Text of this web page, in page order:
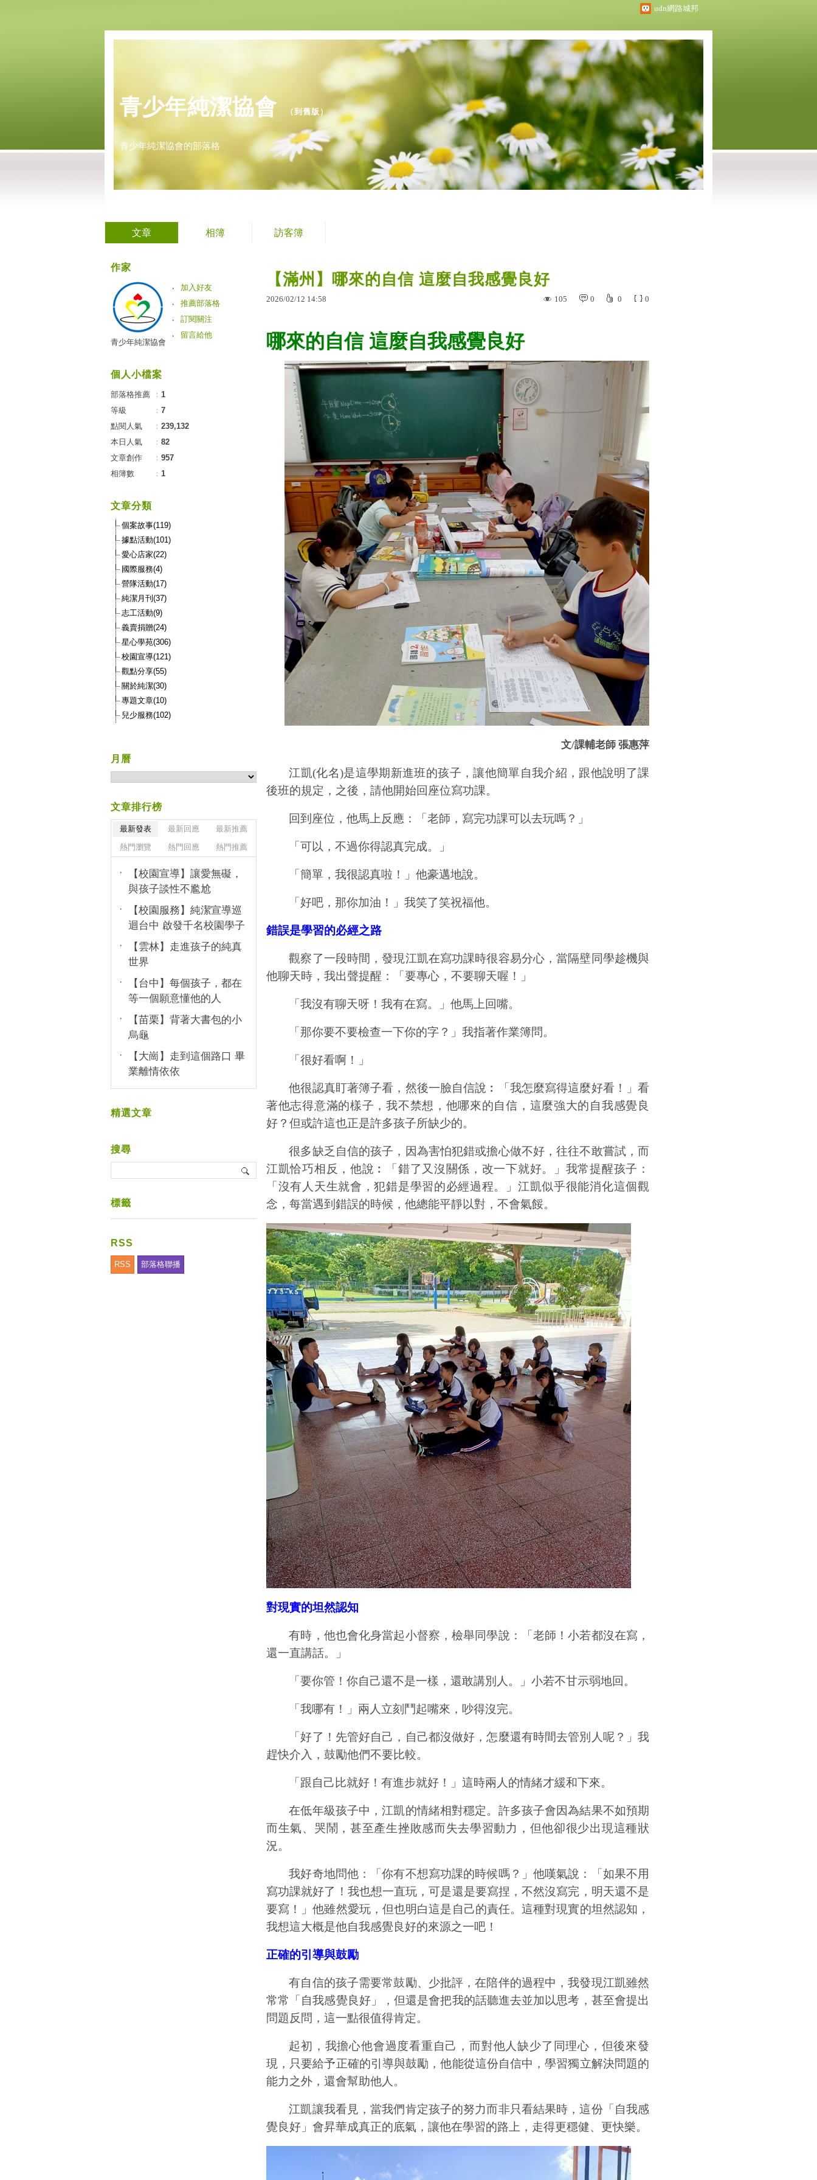
udn網路城邦
青少年純潔協會 （到舊版 ）
青少年純潔協會的部落格
文章 相簿 訪客簿
【滿州】哪來的自信 這麼自我感覺良好
2026/02/12 14:58 105 0 0 0
哪來的自信 這麼自我感覺良好
文/課輔老師 張惠萍
江凱(化名)是這學期新進班的孩子，讓他簡單自我介紹，跟他說明了課
後班的規定，之後，請他開始回座位寫功課。
回到座位，他馬上反應：「老師，寫完功課可以去玩嗎？」
「可以，不過你得認真完成。」
「簡單，我很認真啦！」他豪邁地說。
「好吧，那你加油！」我笑了笑祝福他。
錯誤是學習的必經之路
觀察了一段時間，發現江凱在寫功課時很容易分心，當隔壁同學趁機與
他聊天時，我出聲提醒：「要專心，不要聊天喔！」
「我沒有聊天呀！我有在寫。」他馬上回嘴。
「那你要不要檢查一下你的字？」我指著作業簿問。
「很好看啊！」
他很認真盯著簿子看，然後一臉自信說︰「我怎麼寫得這麼好看！」看
著他志得意滿的樣子，我不禁想，他哪來的自信，這麼強大的自我感覺良
好？但或許這也正是許多孩子所缺少的。
很多缺乏自信的孩子，因為害怕犯錯或擔心做不好，往往不敢嘗試，而
江凱恰巧相反，他說︰「錯了又沒關係，改一下就好。」我常提醒孩子：
「沒有人天生就會，犯錯是學習的必經過程。」江凱似乎很能消化這個觀
念，每當遇到錯誤的時候，他總能平靜以對，不會氣餒。
對現實的坦然認知
有時，他也會化身當起小督察，檢舉同學說：「老師！小若都沒在寫，
還一直講話。」
「要你管！你自己還不是一樣，還敢講別人。」小若不甘示弱地回。
「我哪有！」兩人立刻鬥起嘴來，吵得沒完。
「好了！先管好自己，自己都沒做好，怎麼還有時間去管別人呢？」我
趕快介入，鼓勵他們不要比較。
「跟自己比就好！有進步就好！」這時兩人的情緒才緩和下來。
在低年級孩子中，江凱的情緒相對穩定。許多孩子會因為結果不如預期
而生氣、哭鬧，甚至產生挫敗感而失去學習動力，但他卻很少出現這種狀
況。
我好奇地問他：「你有不想寫功課的時候嗎？」他嘆氣說：「如果不用
寫功課就好了！我也想一直玩，可是還是要寫捏，不然沒寫完，明天還不是
要寫！」他雖然愛玩，但也明白這是自己的責任。這種對現實的坦然認知，
我想這大概是他自我感覺良好的來源之一吧！
正確的引導與鼓勵
有自信的孩子需要常鼓勵、少批評，在陪伴的過程中，我發現江凱雖然
常常「自我感覺良好」，但還是會把我的話聽進去並加以思考，甚至會提出
問題反問，這一點很值得肯定。
起初，我擔心他會過度看重自己，而對他人缺少了同理心，但後來發
現，只要給予正確的引導與鼓勵，他能從這份自信中，學習獨立解決問題的
能力之外，還會幫助他人。
江凱讓我看見，當我們肯定孩子的努力而非只看結果時，這份「自我感
覺良好」會昇華成真正的底氣，讓他在學習的路上，走得更穩健、更快樂。
作家
加入好友
推薦部落格
訂閱關注
留言給他
青少年純潔協會
個人小檔案
部落格推薦 ： 1
等級
： 7
點閱人氣
： 239,132
本日人氣
： 82
文章創作
： 957
相簿數
： 1
文章分類
個案故事(119)
據點活動(101)
愛心店家(22)
國際服務(4)
營隊活動(17)
純潔月刊(37)
志工活動(9)
義賣捐贈(24)
星心學苑(306)
校園宣導(121)
觀點分享(55)
關於純潔(30)
專題文章(10)
兒少服務(102)
月曆
文章排行榜
最新發表 最新回應
最新推薦
熱門瀏覽
熱門回應 熱門推薦
【校園宣導】讓愛無礙，
與孩子談性不尷尬
【校園服務】純潔宣導巡
迴台中 啟發千名校園學子
【雲林】走進孩子的純真
世界
【台中】每個孩子，都在
等一個願意懂他的人
【苗栗】背著大書包的小
烏龜
【大崗】走到這個路口 畢
業離情依依
精選文章
搜尋
標籤
RSS
RSS 部落格聯播